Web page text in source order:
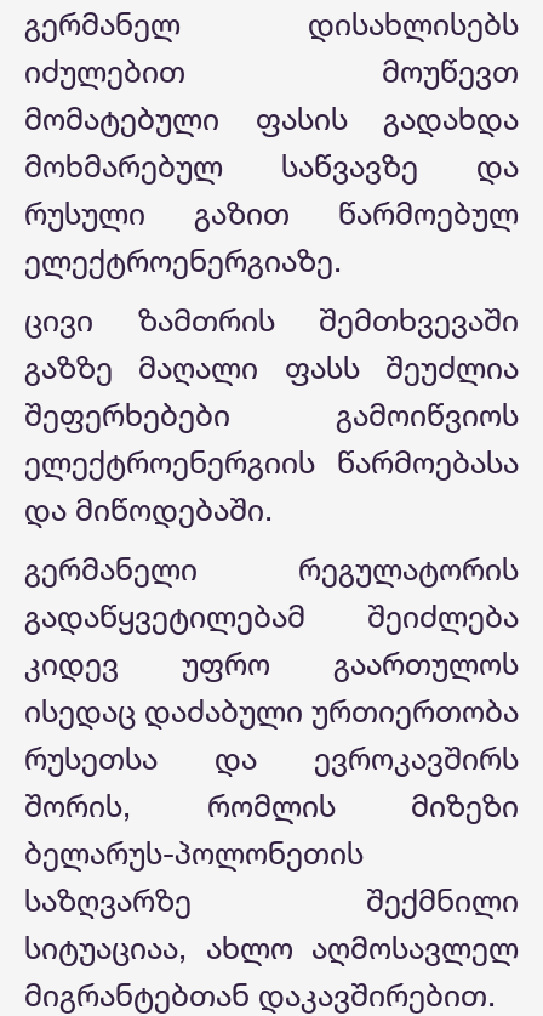
გერმანელ დისახლისებს
იძულებით მოუწევთ
მომატებული ფასის გადახდა
მოხმარებულ საწვავზე და
რუსული გაზით წარმოებულ
ელექტროენერგიაზე.
ცივი ზამთრის შემთხვევაში
გაზზე მაღალი ფასს შეუძლია
შეფერხებები გამოიწვიოს
ელექტროენერგიის წარმოებასა
და მიწოდებაში.
გერმანელი რეგულატორის
გადაწყვეტილებამ შეიძლება
კიდევ უფრო გაართულოს
ისედაც დაძაბული ურთიერთობა
რუსეთსა და ევროკავშირს
შორის, რომლის მიზეზი
ბელარუს-პოლონეთის
საზღვარზე შექმნილი
სიტუაციაა, ახლო აღმოსავლელ
მიგრანტებთან დაკავშირებით.